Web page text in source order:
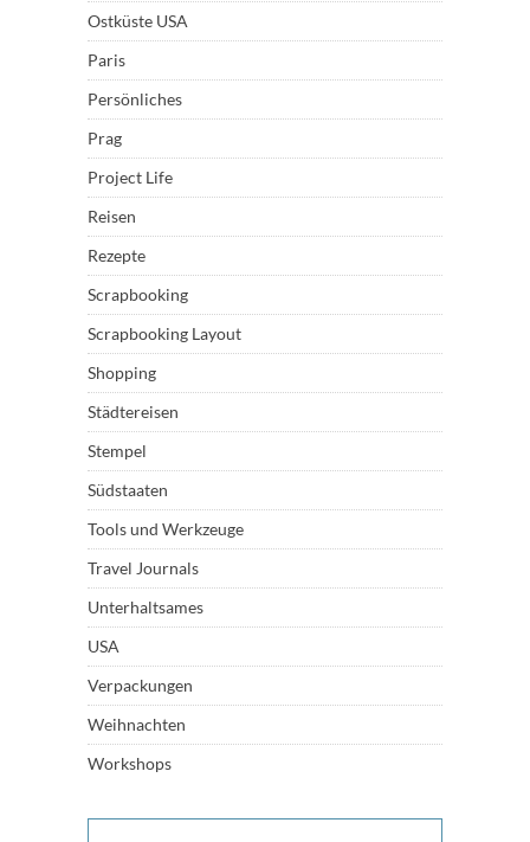
Ostküste USA
Paris
Persönliches
Prag
Project Life
Reisen
Rezepte
Scrapbooking
Scrapbooking Layout
Shopping
Städtereisen
Stempel
Südstaaten
Tools und Werkzeuge
Travel Journals
Unterhaltsames
USA
Verpackungen
Weihnachten
Workshops